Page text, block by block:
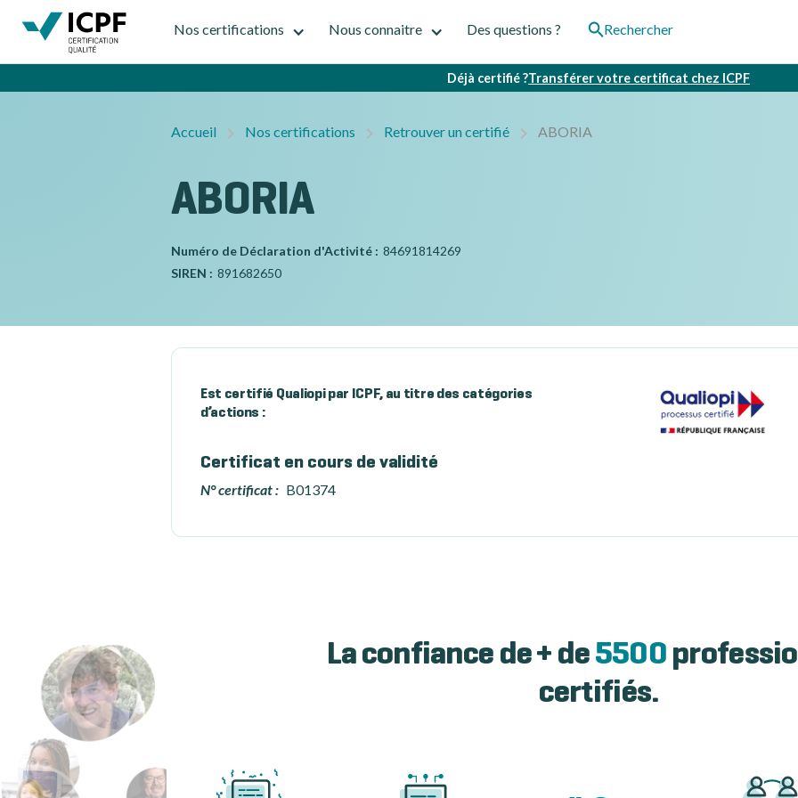
Nos certifications Nous connaitre Des questions ? Rechercher
Déjà certifié ?Transférer votre certificat chez ICPF
Accueil Nos certifications Retrouver un certifié ABORIA
ABORIA
Numéro de Déclaration d'Activité : 84691814269
SIREN : 891682650
Est certifié Qualiopi par ICPF, au titre des catégories
d’actions :
Certificat en cours de validité
N° certificat : B01374
La confiance de + de 5500
certifiés.